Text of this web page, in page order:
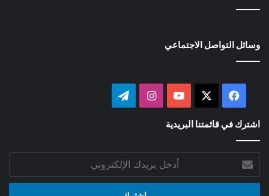
وسائل التواصل الاجتماعي
فيسبوك ‫YouTubeانستقرام
اشترك في قائمتنا البريدية
بريدك
الإلكتروني